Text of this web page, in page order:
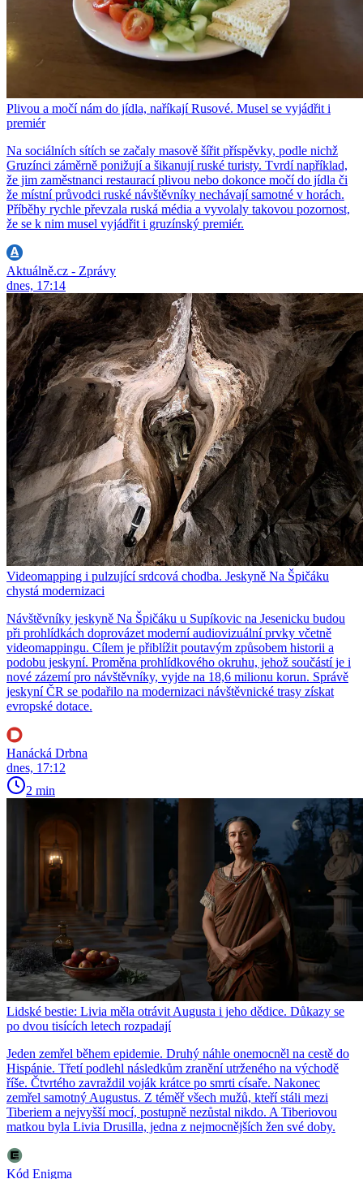
Plivou a močí nám do jídla, naříkají Rusové. Musel se vyjádřit i
premiér
Na sociálních sítích se začaly masově šířit příspěvky, podle nichž
Gruzínci záměrně ponižují a šikanují ruské turisty. Tvrdí například,
že jim zaměstnanci restaurací plivou nebo dokonce močí do jídla či
že místní průvodci ruské návštěvníky nechávají samotné v horách.
Příběhy rychle převzala ruská média a vyvolaly takovou pozornost,
že se k nim musel vyjádřit i gruzínský premiér.
Aktuálně.cz - Zprávy
dnes, 17:14
Videomapping i pulzující srdcová chodba. Jeskyně Na Špičáku
chystá modernizaci
Návštěvníky jeskyně Na Špičáku u Supíkovic na Jesenicku budou
při prohlídkách doprovázet moderní audiovizuální prvky včetně
videomappingu. Cílem je přiblížit poutavým způsobem historii a
podobu jeskyní. Proměna prohlídkového okruhu, jehož součástí je i
nové zázemí pro návštěvníky, vyjde na 18,6 milionu korun. Správě
jeskyní ČR se podařilo na modernizaci návštěvnické trasy získat
evropské dotace.
Hanácká Drbna
dnes, 17:12
2 min
Lidské bestie: Livia měla otrávit Augusta i jeho dědice. Důkazy se
po dvou tisících letech rozpadají
Jeden zemřel během epidemie. Druhý náhle onemocněl na cestě do
Hispánie. Třetí podlehl následkům zranění utrženého na východě
říše. Čtvrtého zavraždil voják krátce po smrti císaře. Nakonec
zemřel samotný Augustus. Z téměř všech mužů, kteří stáli mezi
Tiberiem a nejvyšší mocí, postupně nezůstal nikdo. A Tiberiovou
matkou byla Livia Drusilla, jedna z nejmocnějších žen své doby.
Kód Enigma